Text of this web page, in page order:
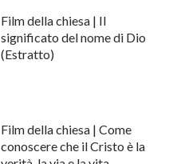
Film della chiesa | Il
significato del nome di Dio
(Estratto)
Film della chiesa | Come
conoscere che il Cristo è la